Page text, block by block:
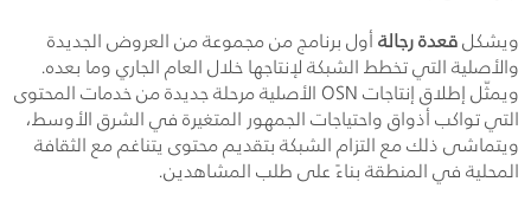
ويشكلقعدة رجالةأول برنامج من مجموعة من العروض الجديدة
والأصلية التي تخطط الشبكة لإنتاجها خلال العام الجاري وما بعده.
ويمثّل إطلاق إنتاجاتOSNالأصلية مرحلة جديدة من خدمات المحتوى
التي تواكب أذواق واحتياجات الجمهور المتغيرة في الشرق الأوسط،
ويتماشى ذلك مع التزام الشبكة بتقديم محتوى يتناغم مع الثقافة
المحلية في المنطقة بناءً على طلب المشاهدين.